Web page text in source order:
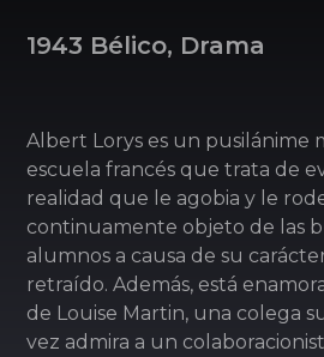
1943 Bélico, Drama
Albert Lorys es un pusilánime
escuela francés que trata de
realidad que le agobia y le
continuamente objeto de las
alumnos a causa de su
retraído. Además, está
de Louise Martin, una colega
vez admira a un